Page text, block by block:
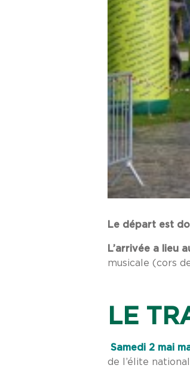
Le départ est
L’arrivée a lieu
musicale (cors
LE
Samedi 2 mai
de l’élite